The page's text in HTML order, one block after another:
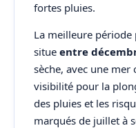
fortes pluies.
La meilleure
situe entre
sèche, avec une mer
visibilité pour la
des pluies et les
marqués de juillet à